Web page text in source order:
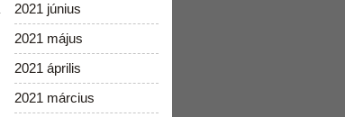
2021 június
2021 május
2021 április
2021 március